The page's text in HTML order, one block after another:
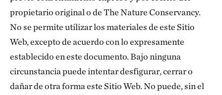
propietario original o de The Nature Conservancy.
No se permite utilizar los materiales de este Sitio
Web, excepto de acuerdo con lo expresamente
establecido en este documento. Bajo ninguna
circunstancia puede intentar desfigurar, cerrar o
dañar de otra forma este Sitio Web. No puede, sin el